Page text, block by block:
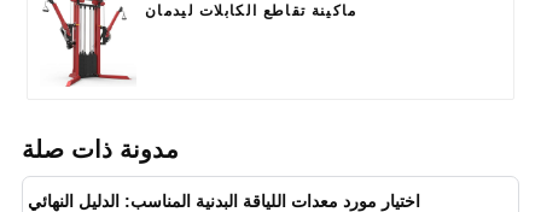
ماكينة تقاطع الكابلات ليدمان
مدونة ذات صلة
اختيار مورد معدات اللياقة البدنية المناسب: الدليل النهائي